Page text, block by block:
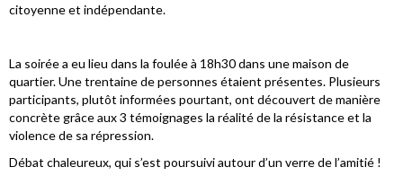
citoyenne et indépendante.
La soirée a eu lieu dans la foulée à 18h30 dans une maison de
quartier. Une trentaine de personnes étaient présentes. Plusieurs
participants, plutôt informées pourtant, ont découvert de manière
concrète grâce aux 3 témoignages la réalité de la résistance et la
violence de sa répression.
Débat chaleureux, qui s’est poursuivi autour d’un verre de l’amitié !